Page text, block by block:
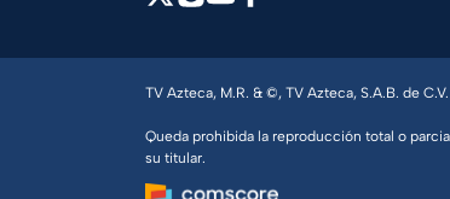
TV Azteca, M.R. & ©, TV Azteca, S.A.B. de
Queda prohibida la reproducción total o
su titular.